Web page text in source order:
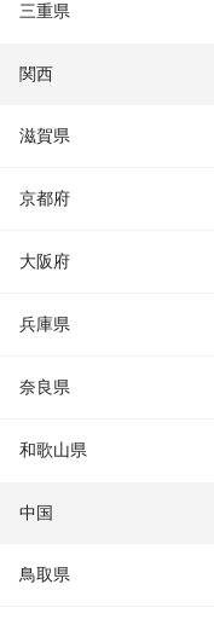
三重県
関西
滋賀県
京都府
大阪府
兵庫県
奈良県
和歌山県
中国
鳥取県